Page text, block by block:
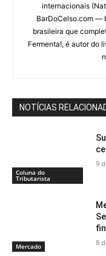
internacionais
BarDoCelso.com —
brasileira que
Fermenta!, é autor do
NOTÍCIAS
Coluna do
Tributarista
9
Mercado 8